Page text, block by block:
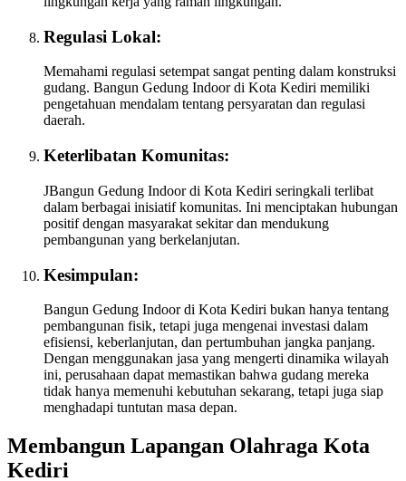
Regulasi Lokal:
Memahami regulasi setempat sangat penting dalam konstruksi
gudang. Bangun Gedung Indoor di Kota Kediri memiliki
pengetahuan mendalam tentang persyaratan dan regulasi
daerah.
Keterlibatan Komunitas:
JBangun Gedung Indoor di Kota Kediri seringkali terlibat
dalam berbagai inisiatif komunitas. Ini menciptakan hubungan
positif dengan masyarakat sekitar dan mendukung
pembangunan yang berkelanjutan.
Kesimpulan:
Bangun Gedung Indoor di Kota Kediri bukan hanya tentang
pembangunan fisik, tetapi juga mengenai investasi dalam
efisiensi, keberlanjutan, dan pertumbuhan jangka panjang.
Dengan menggunakan jasa yang mengerti dinamika wilayah
ini, perusahaan dapat memastikan bahwa gudang mereka
tidak hanya memenuhi kebutuhan sekarang, tetapi juga siap
menghadapi tuntutan masa depan.
Membangun Lapangan Olahraga Kota
Kediri